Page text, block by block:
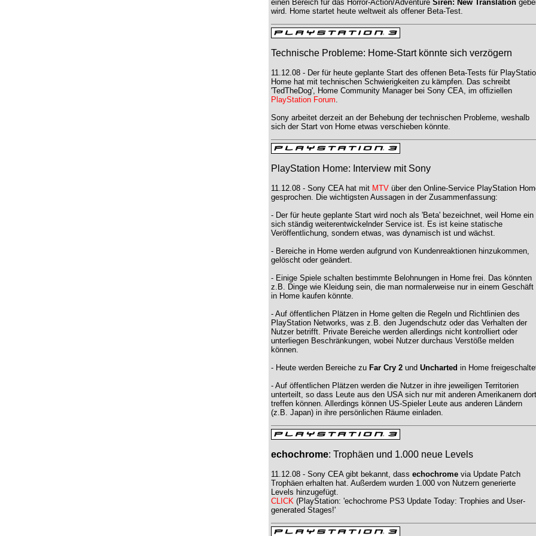
einen Bereich für das Horror-Action/Adventure Siren: New Translation
wird. Home startet heute weltweit als offener Beta-Test.
Technische Probleme: Home-Start könnte sich verzögern
11.12.08 - Der für heute geplante Start des offenen Beta-Tests für
Home hat mit technischen Schwierigkeiten zu kämpfen. Das schreibt
'TedTheDog', Home Community Manager bei Sony CEA, im offiziellen
PlayStation Forum.
Sony arbeitet derzeit an der Behebung der technischen Probleme, weshalb
sich der Start von Home etwas verschieben könnte.
PlayStation Home: Interview mit Sony
11.12.08 - Sony CEA hat mit MTV über den Online-Service PlayStation
gesprochen. Die wichtigsten Aussagen in der Zusammenfassung:
- Der für heute geplante Start wird noch als 'Beta' bezeichnet, weil Home ein
sich ständig weiterentwickelnder Service ist. Es ist keine statische
Veröffentlichung, sondern etwas, was dynamisch ist und wächst.
- Bereiche in Home werden aufgrund von Kundenreaktionen hinzukommen,
gelöscht oder geändert.
- Einige Spiele schalten bestimmte Belohnungen in Home frei. Das könnten
z.B. Dinge wie Kleidung sein, die man normalerweise nur in einem Geschäft
in Home kaufen könnte.
- Auf öffentlichen Plätzen in Home gelten die Regeln und Richtlinien des
PlayStation Networks, was z.B. den Jugendschutz oder das Verhalten der
Nutzer betrifft. Private Bereiche werden allerdings nicht kontrolliert oder
unterliegen Beschränkungen, wobei Nutzer durchaus Verstöße melden
können.
- Heute werden Bereiche zu Far Cry 2 und Uncharted in Home
- Auf öffentlichen Plätzen werden die Nutzer in ihre jeweiligen Territorien
unterteilt, so dass Leute aus den USA sich nur mit anderen Amerikanern dort
treffen können. Allerdings können US-Spieler Leute aus anderen Ländern
(z.B. Japan) in ihre persönlichen Räume einladen.
echochrome: Trophäen und 1.000 neue Levels
11.12.08 - Sony CEA gibt bekannt, dass echochrome via Update Patch
Trophäen erhalten hat. Außerdem wurden 1.000 von Nutzern generierte
Levels hinzugefügt.
CLICK (PlayStation: 'echochrome PS3 Update Today: Trophies and User-
generated Stages!'